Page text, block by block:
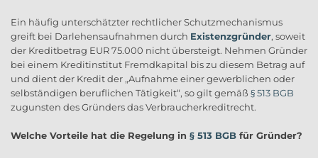
Ein häufig unterschätzter rechtlicher Schutzmechanismus
greift bei Darlehensaufnahmen durch Existenzgründer, soweit
der Kreditbetrag EUR 75.000 nicht übersteigt. Nehmen Gründer
bei einem Kreditinstitut Fremdkapital bis zu diesem Betrag auf
und dient der Kredit der „Aufnahme einer gewerblichen oder
selbständigen beruflichen Tätigkeit“, so gilt gemäß § 513 BGB
zugunsten des Gründers das Verbraucherkreditrecht.
Welche Vorteile hat die Regelung in § 513 BGB für Gründer?